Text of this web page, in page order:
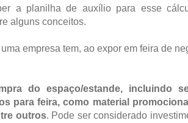
a planilha de auxílio para esse
alguns conceitos.
empresa tem, ao expor em feira de
do espaço/estande, incluindo
para feira, como material
outros. Pode ser considerado